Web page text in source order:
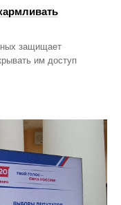
защищает
им доступ